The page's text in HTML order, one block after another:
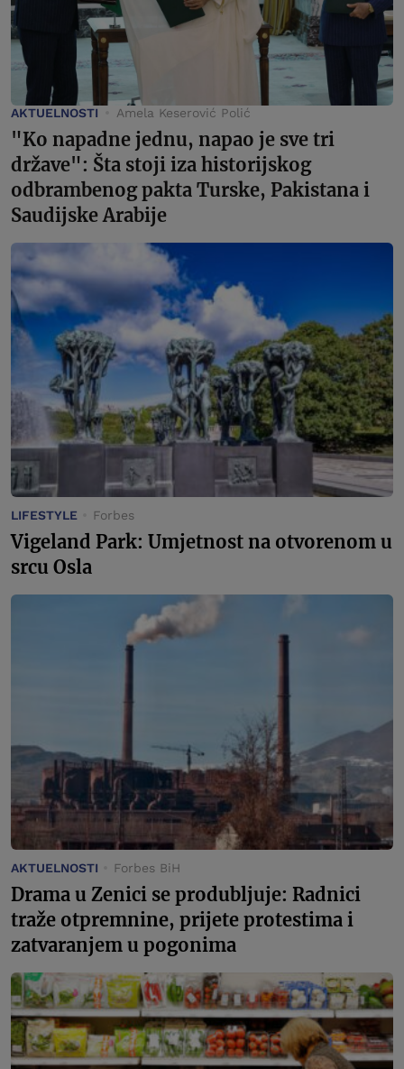
AKTUELNOSTI Amela Keserović Polić
"Ko napadne jednu, napao je sve tri
države": Šta stoji iza historijskog
odbrambenog pakta Turske, Pakistana i
Saudijske Arabije
LIFESTYLE Forbes
Vigeland Park: Umjetnost na otvorenom u
srcu Osla
AKTUELNOSTI Forbes BiH
Drama u Zenici se produbljuje: Radnici
traže otpremnine, prijete protestima i
zatvaranjem u pogonima